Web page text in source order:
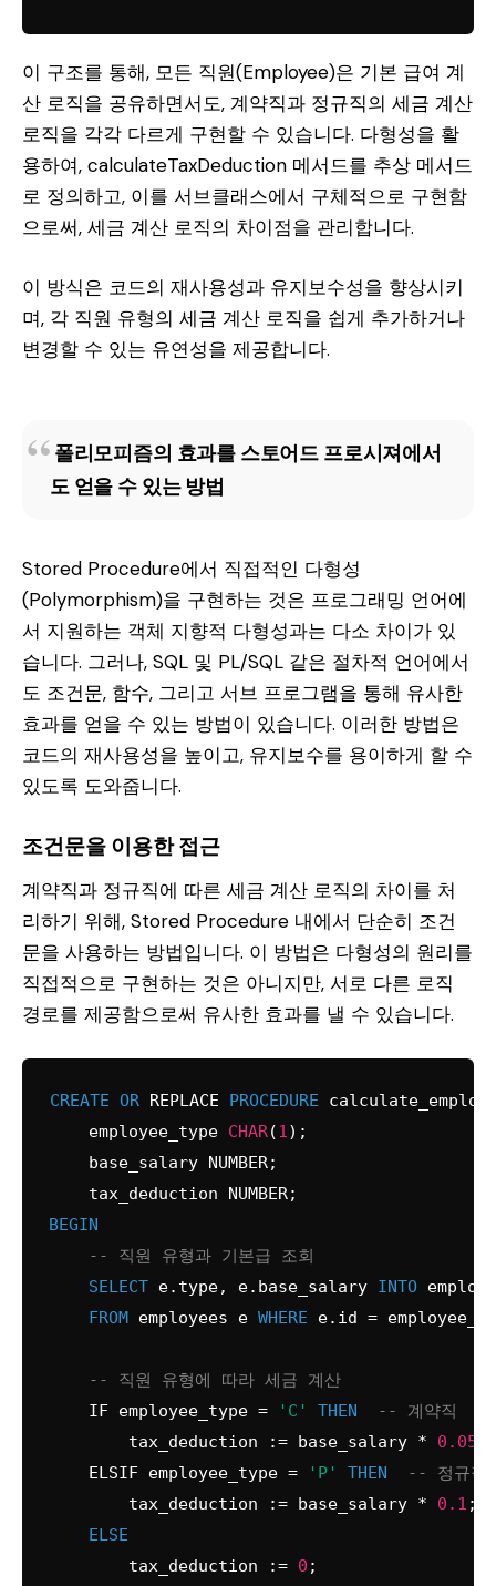
이 구조를 통해, 모든 직원(Employee)은 기본 급여 계
산 로직을 공유하면서도, 계약직과 정규직의 세금 계산
로직을 각각 다르게 구현할 수 있습니다. 다형성을 활
용하여, calculateTaxDeduction 메서드를 추상 메서드
로 정의하고, 이를 서브클래스에서 구체적으로 구현함
으로써, 세금 계산 로직의 차이점을 관리합니다.
이 방식은 코드의 재사용성과 유지보수성을 향상시키
며, 각 직원 유형의 세금 계산 로직을 쉽게 추가하거나
변경할 수 있는 유연성을 제공합니다.
폴리모피즘의 효과를 스토어드 프로시져에서
도 얻을 수 있는 방법
Stored Procedure에서 직접적인 다형성
(Polymorphism)을 구현하는 것은 프로그래밍 언어에
서 지원하는 객체 지향적 다형성과는 다소 차이가 있
습니다. 그러나, SQL 및 PL/SQL 같은 절차적 언어에서
도 조건문, 함수, 그리고 서브 프로그램을 통해 유사한
효과를 얻을 수 있는 방법이 있습니다. 이러한 방법은
코드의 재사용성을 높이고, 유지보수를 용이하게 할 수
있도록 도와줍니다.
조건문을 이용한 접근
계약직과 정규직에 따른 세금 계산 로직의 차이를 처
리하기 위해, Stored Procedure 내에서 단순히 조건
문을 사용하는 방법입니다. 이 방법은 다형성의 원리를
직접적으로 구현하는 것은 아니지만, 서로 다른 로직
경로를 제공함으로써 유사한 효과를 낼 수 있습니다.
CREATE OR REPLACE PROCEDURE
    employee_type
CHAR(1);
    base_salary NUMBER;
BEGIN
-- 직원 유형과 기본급 조회
SELECT e.type, e.base_salary INTO
FROM
employees e WHERE e.id =
-- 직원 유형에 따라 세금 계산
    IF employee_type
= 'C' THEN
-- 계약직
        tax_deduction :
= base_salary * 0.05
    ELSIF employee_type
= 'P' THEN
-- 정규직
        tax_deduction :
= base_salary * 0.1 ;
ELSE
        tax_deduction :
= 0 ;